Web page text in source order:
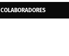
COLABORADORES